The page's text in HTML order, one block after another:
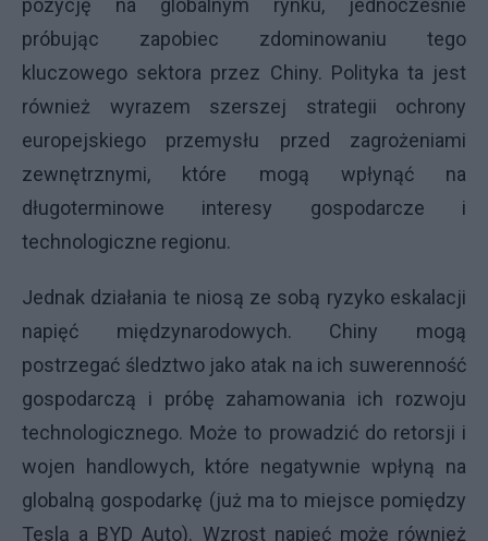
pozycję na globalnym rynku, jednocześnie
próbując zapobiec zdominowaniu tego
kluczowego sektora przez Chiny. Polityka ta jest
również wyrazem szerszej strategii ochrony
europejskiego przemysłu przed zagrożeniami
zewnętrznymi, które mogą wpłynąć na
długoterminowe interesy gospodarcze i
technologiczne regionu.
Jednak działania te niosą ze sobą ryzyko eskalacji
napięć międzynarodowych. Chiny mogą
postrzegać śledztwo jako atak na ich suwerenność
gospodarczą i próbę zahamowania ich rozwoju
technologicznego. Może to prowadzić do retorsji i
wojen handlowych, które negatywnie wpłyną na
globalną gospodarkę (już ma to miejsce pomiędzy
Teslą a BYD Auto). Wzrost napięć może również